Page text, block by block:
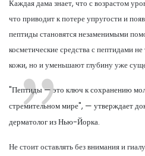
Каждая дама знает, что с возрастом
что приводит к потере упругости и
пептиды становятся незаменимыми
косметические средства с пептидами
кожи, но и уменьшают глубину уже
"Пептиды — это ключ к сохранению
стремительном мире", — утверждает
дерматолог из Нью-Йорка.
Не стоит оставлять без внимания и